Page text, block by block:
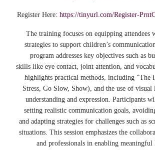
Register Here: https://tinyurl.com/Register-
The training focuses on equipping attendees
strategies to support children’s
program addresses key objectives such as
skills like eye contact, joint attention, and
highlights practical methods, including "The
Stress, Go Slow, Show), and the use of visual
understanding and expression. Participants
setting realistic communication goals,
and adapting strategies for challenges such as
situations. This session emphasizes the
and professionals in enabling